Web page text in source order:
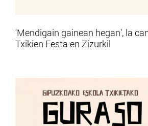
‘Mendigain gainean hegan’, la
Txikien Festa en Zizurkil